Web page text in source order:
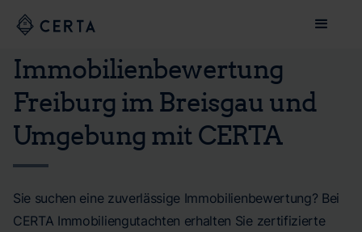
Immobilienbewertung
Freiburg im Breisgau und
Umgebung mit CERTA
Sie suchen eine zuverlässige Immobilienbewertung? Bei
CERTA Immobiliengutachten erhalten Sie zertifizierte